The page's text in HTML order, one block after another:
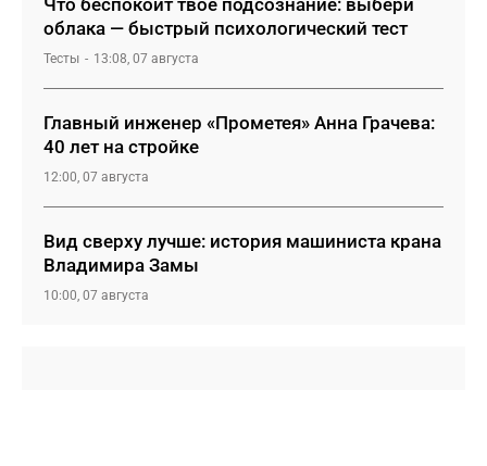
Что беспокоит твое подсознание: выбери
облака — быстрый психологический тест
Тесты 13:08, 07 августа
Главный инженер «Прометея» Анна Грачева:
40 лет на стройке
12:00, 07 августа
Вид сверху лучше: история машиниста крана
Владимира Замы
10:00, 07 августа